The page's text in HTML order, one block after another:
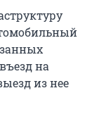
на
из нее